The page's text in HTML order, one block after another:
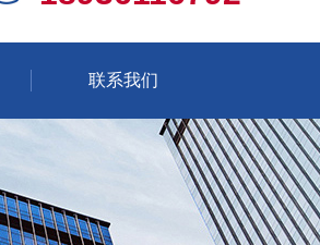
联系我们